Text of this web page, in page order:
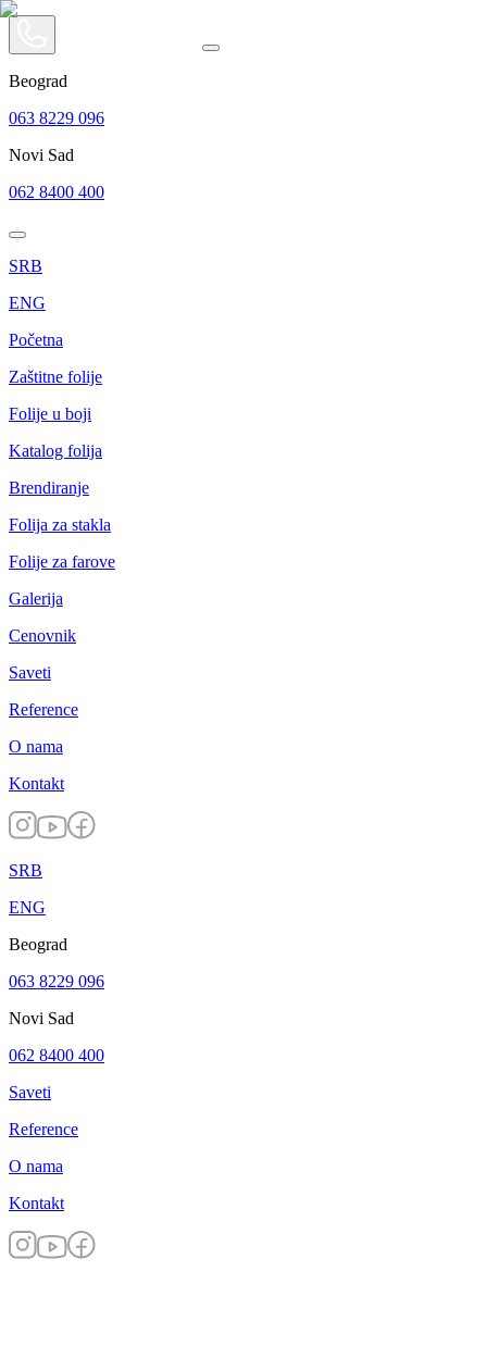
Beograd
063 8229 096
Novi Sad
062 8400 400
SRB
ENG
Početna
Zaštitne folije
Folije u boji
Katalog folija
Brendiranje
Folija za stakla
Folije za farove
Galerija
Cenovnik
Saveti
Reference
O nama
Kontakt
SRB
ENG
Beograd
063 8229 096
Novi Sad
062 8400 400
Saveti
Reference
O nama
Kontakt